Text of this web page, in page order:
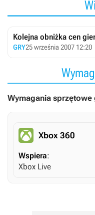
Kolejna obniżka cen
GRY25 września 2007 12:20
Wymagania sprzętowe
Xbox 360
Wspiera:
Xbox Live